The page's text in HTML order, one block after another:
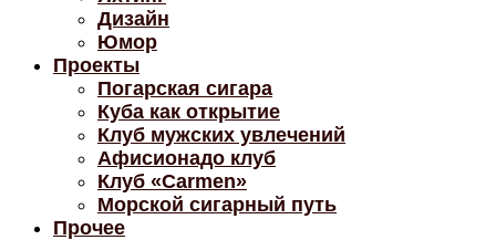
Дизайн
Юмор
Проекты
Погарская сигара
Куба как открытие
Клуб мужских увлечений
Афисионадо клуб
Клуб «Carmen»
Морской сигарный путь
Прочее